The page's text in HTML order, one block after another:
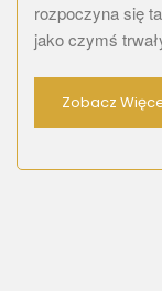
rozpoczyna się
jako czymś
Zobacz